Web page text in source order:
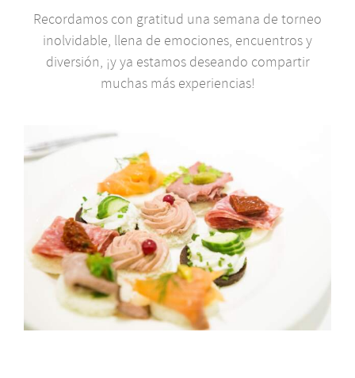
Recordamos con gratitud una semana de torneo
inolvidable, llena de emociones, encuentros y
diversión, ¡y ya estamos deseando compartir
muchas más experiencias!